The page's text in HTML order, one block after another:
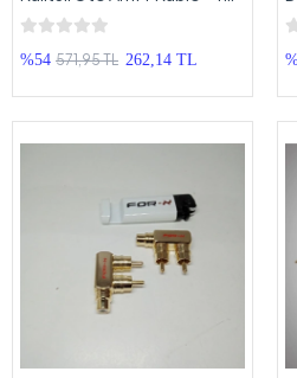
Dişi 2 Erkek Y Kablo – 2 Adet
%54 571,95 TL 262,14 TL